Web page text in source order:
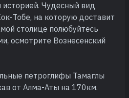
историей. Чудесный вид
Тобе, на которую доставит
столице полюбуйтесь
осмотрите Вознесенский
петроглифы Тамаглы
от Алма-Аты на 170км.